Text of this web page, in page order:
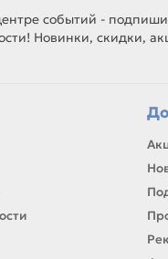
событий -
Новинки, скидки,